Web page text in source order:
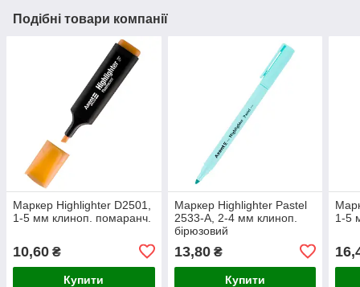
Подібні товари компанії
Маркер Highlighter D2501,
1-5 мм клиноп. помаранч.
10,60 ₴
Купити
Маркер Highlighter Pastel
2533-A, 2-4 мм клиноп.
бірюзовий
13,80₴
Купити
1-5